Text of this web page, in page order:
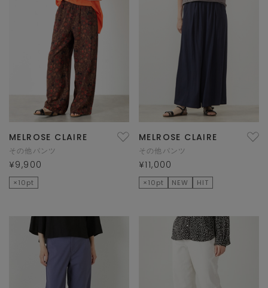
MELROSE CLAIRE
その他パンツ
¥9,900
×10pt
MELROSE CLAIRE
その他パンツ
¥11,000
×10pt NEW HIT